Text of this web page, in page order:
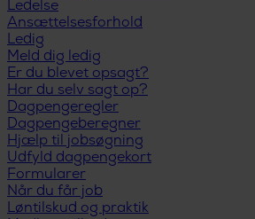
Ledelse
Ansættelsesforhold
Ledig
Meld dig ledig
Er du blevet opsagt?
Har du selv sagt op?
Dagpengeregler
Dagpengeberegner
Hjælp til jobsøgning
Udfyld dagpengekort
Formularer
Når du får job
Løntilskud og praktik